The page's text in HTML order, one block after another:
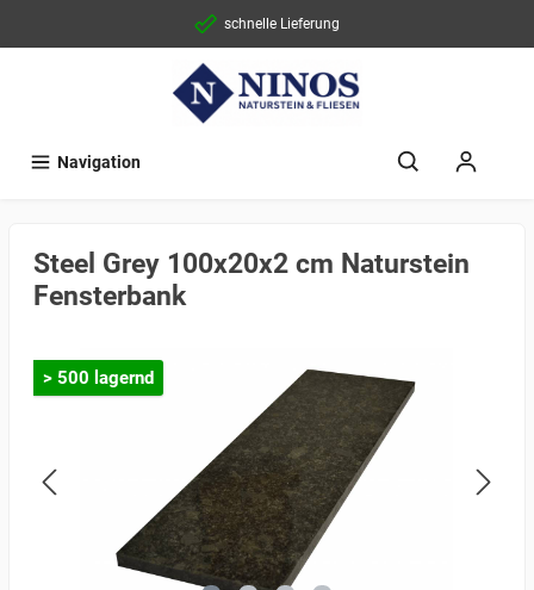
schnelle Lieferung
Navigation
Steel Grey 100x20x2 cm Naturstein
Fensterbank
> 500 lagernd